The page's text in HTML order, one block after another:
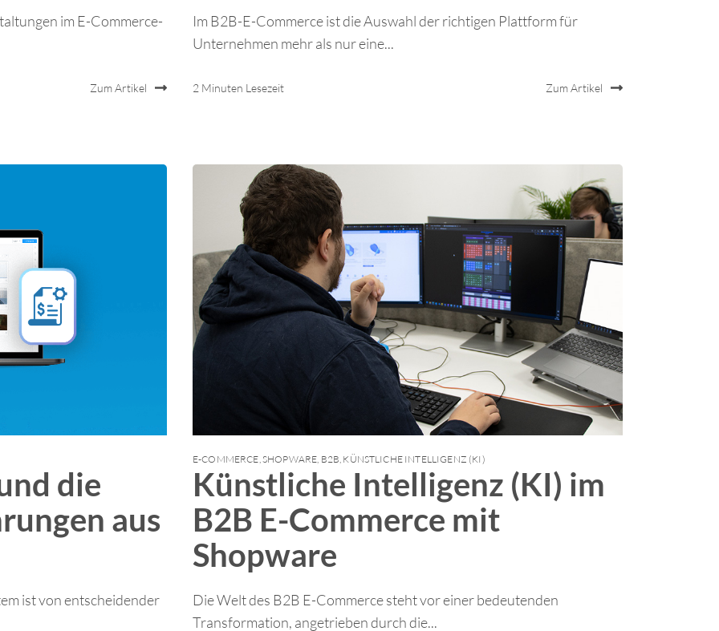
im E-Commerce-
Zum Artikel
Im B2B-E-Commerce ist die Auswahl der richtigen Plattform für
Unternehmen mehr als nur eine...
2 Minuten Lesezeit Zum Artikel
die
aus
ist von entscheidender
E-COMMERCE SHOPWARE B2B KÜNSTLICHE INTELLIGENZ (KI)
Künstliche Intelligenz (KI) im
B2B E-Commerce mit
Shopware
Die Welt des B2B E-Commerce steht vor einer bedeutenden
Transformation, angetrieben durch die...